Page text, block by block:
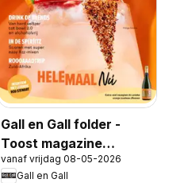
Gall en Gall folder -
Toost magazine
voorjaar 2026
vanaf vrijdag 08-05-2026
Gall en Gall